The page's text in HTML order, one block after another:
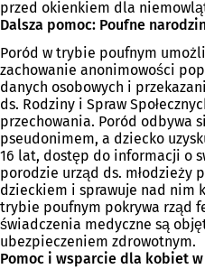
przed okienkiem dla
Dalsza pomoc: Poufne
Poród w trybie poufnym
zachowanie anonimowości
danych osobowych i
ds. Rodziny i Spraw
przechowania. Poród odbywa
pseudonimem, a dziecko
16 lat, dostęp do informacji o
porodzie urząd ds. młodzieży
dzieckiem i sprawuje nad nim
trybie poufnym pokrywa rząd
świadczenia medyczne są
ubezpieczeniem zdrowotnym.
Pomoc i wsparcie dla kobiet